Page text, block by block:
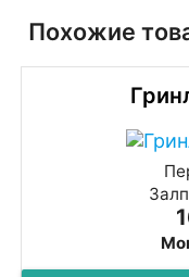
Похожие